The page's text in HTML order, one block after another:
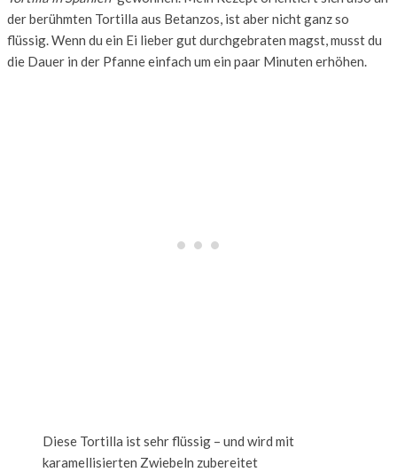
der berühmten Tortilla aus Betanzos, ist aber nicht ganz so
flüssig. Wenn du ein Ei lieber gut durchgebraten magst, musst du
die Dauer in der Pfanne einfach um ein paar Minuten erhöhen.
Diese Tortilla ist sehr flüssig – und wird mit
karamellisierten Zwiebeln zubereitet